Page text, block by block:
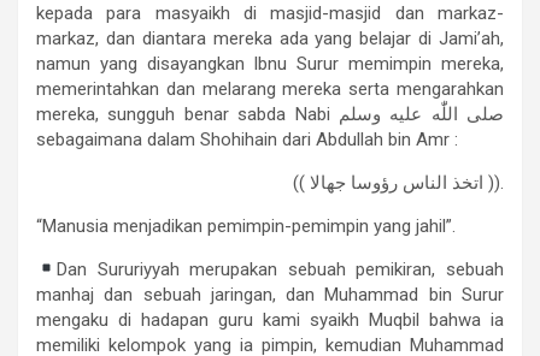
kepada para masyaikh di masjid-masjid dan markaz-
markaz, dan diantara mereka ada yang belajar di Jami’ah,
namun yang disayangkan Ibnu Surur memimpin mereka,
memerintahkan dan melarang mereka serta mengarahkan
mereka, sungguh benar sabda Nabi صلى اللّٰه عليه وسلم
sebagaimana dalam Shohihain dari Abdullah bin Amr :
(( اتخذ الناس رؤوسا جهالا )).
“Manusia menjadikan pemimpin-pemimpin yang jahil”.
Dan Sururiyyah merupakan sebuah pemikiran, sebuah
manhaj dan sebuah jaringan, dan Muhammad bin Surur
mengaku di hadapan guru kami syaikh Muqbil bahwa ia
memiliki kelompok yang ia pimpin, kemudian Muhammad